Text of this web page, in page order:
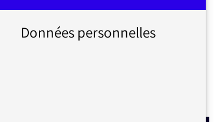
Données personnelles